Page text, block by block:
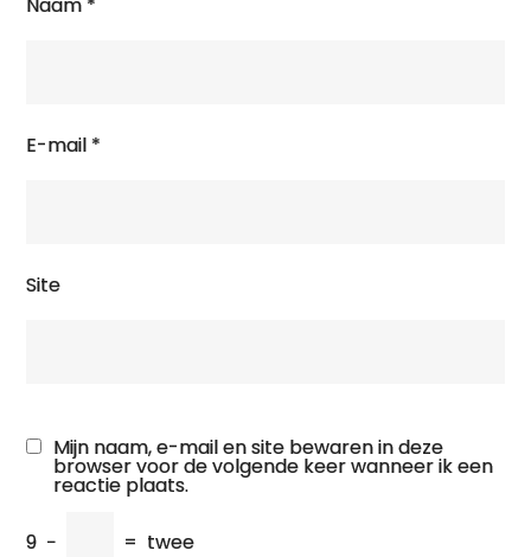
E-mail *
Site
Mijn naam, e-mail en site bewaren in deze
browser voor de volgende keer wanneer ik een
reactie plaats.
9 − = twee